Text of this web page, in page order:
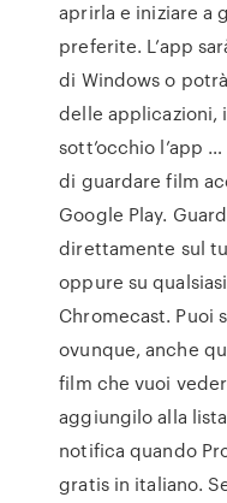
aprirla e iniziare a
preferite. L’app
di Windows o
delle applicazioni,
sott’occhio l’app
di guardare film
Google Play.
direttamente sul
oppure su
Chromecast. Puoi
ovunque, anche
film che vuoi
aggiungilo alla
notifica quando
gratis in italiano.